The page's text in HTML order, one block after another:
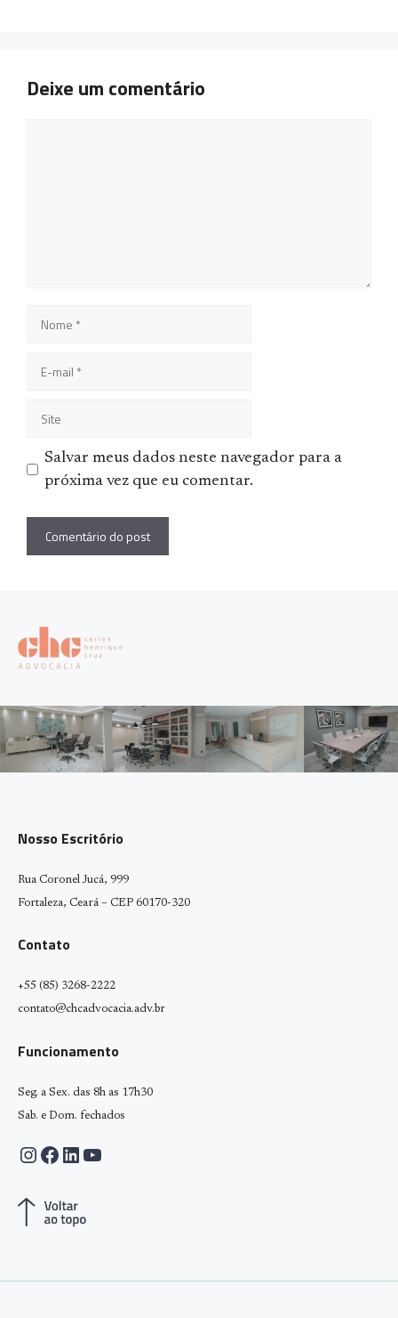
Deixe um comentário
mail
Salvar meus dados neste navegador para a
próxima vez que eu comentar.
Nosso Escritório
Rua Coronel Jucá, 999
Fortaleza, Ceará – CEP 60170-320
Contato
+55 (85) 3268-2222
contato@chcadvocacia.adv.br
Funcionamento
Seg. a Sex. das 8h as 17h30
Sab. e Dom. fechados
Instagram
Facebook
LinkedIn
Youtube